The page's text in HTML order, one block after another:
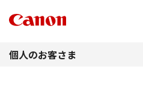
個人のお客さま